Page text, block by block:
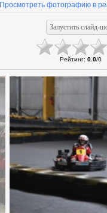
Просмотреть фотографию в
Рейтинг: 0.0/0